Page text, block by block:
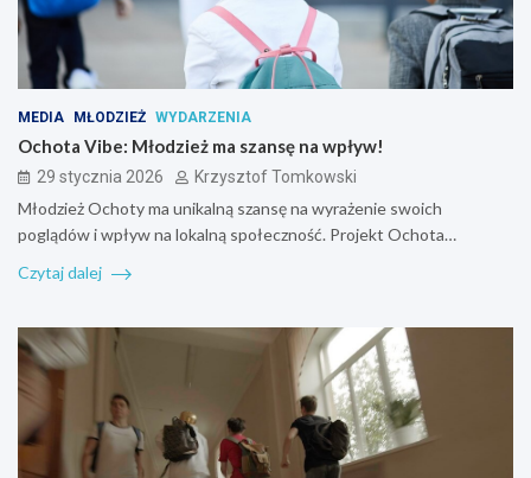
MEDIA MŁODZIEŻ WYDARZENIA
Ochota Vibe: Młodzież ma szansę na wpływ!
29 stycznia 2026 Krzysztof Tomkowski
Młodzież Ochoty ma unikalną szansę na wyrażenie swoich
poglądów i wpływ na lokalną społeczność. Projekt Ochota…
Czytaj dalej